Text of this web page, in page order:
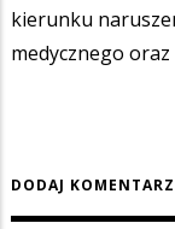
kierunku
medycznego oraz
DODAJ KOMENTARZ